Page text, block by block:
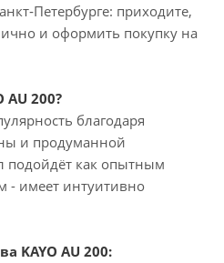
приходите,
и оформить покупку на
200?
благодаря
и продуманной
подойдёт как опытным
- имеет интуитивно
KAYO AU 200: